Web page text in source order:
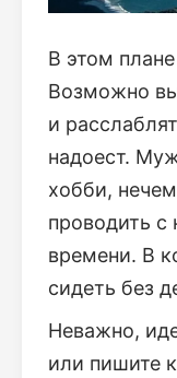
В этом
Возможно
и
надоест.
хобби,
проводить
времени. В
сидеть без
Неважно,
или пишите